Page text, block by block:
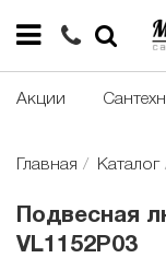
Акции
Главная Каталог
Подвесная
VL1152P03